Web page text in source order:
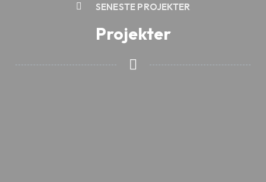
SENESTE PROJEKTER
Projekter